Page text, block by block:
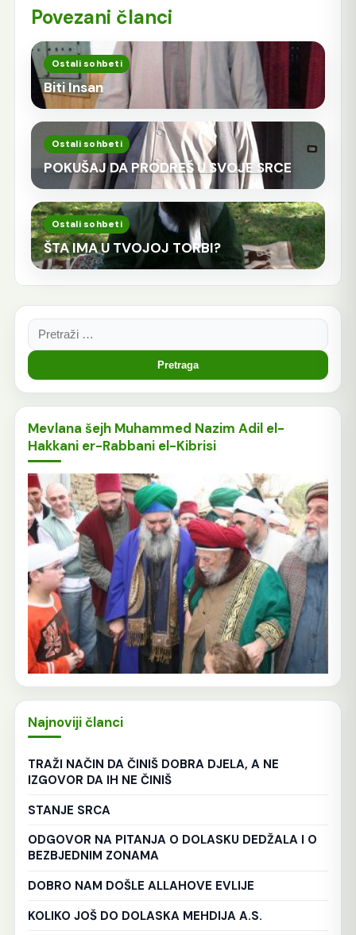
Povezani članci
Ostali sohbeti
Biti Insan
Ostali sohbeti
POKUŠAJ DA PRODREŠ U SVOJE SRCE
Ostali sohbeti
ŠTA IMA U TVOJOJ TORBI?
Pretraga:
Mevlana šejh Muhammed Nazim Adil el-
Hakkani er-Rabbani el-Kibrisi
Najnoviji članci
TRAŽI NAČIN DA ČINIŠ DOBRA DJELA, A NE
IZGOVOR DA IH NE ČINIŠ
STANJE SRCA
ODGOVOR NA PITANJA O DOLASKU DEDŽALA I O
BEZBJEDNIM ZONAMA
DOBRO NAM DOŠLE ALLAHOVE EVLIJE
KOLIKO JOŠ DO DOLASKA MEHDIJA A.S.